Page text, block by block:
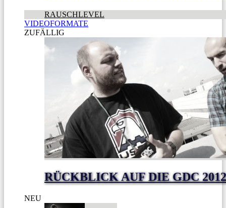
RAUSCHLEVEL
VIDEOFORMATE
ZUFÄLLIG
RÜCKBLICK AUF DIE GDC
NEU